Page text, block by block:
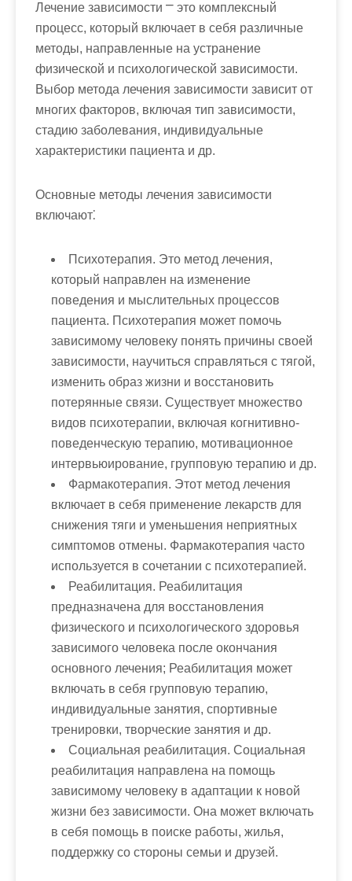
Лечение зависимости ⎻ это комплексный
процесс, который включает в себя различные
методы, направленные на устранение
физической и психологической зависимости.
Выбор метода лечения зависимости зависит от
многих факторов, включая тип зависимости,
стадию заболевания, индивидуальные
характеристики пациента и др.
Основные методы лечения зависимости
включают⁚
Психотерапия. Это метод лечения,
который направлен на изменение
поведения и мыслительных процессов
пациента. Психотерапия может помочь
зависимому человеку понять причины своей
зависимости, научиться справляться с тягой,
изменить образ жизни и восстановить
потерянные связи. Существует множество
видов психотерапии, включая когнитивно-
поведенческую терапию, мотивационное
интервьюирование, групповую терапию и др.
Фармакотерапия. Этот метод лечения
включает в себя применение лекарств для
снижения тяги и уменьшения неприятных
симптомов отмены. Фармакотерапия часто
используется в сочетании с психотерапией.
Реабилитация. Реабилитация
предназначена для восстановления
физического и психологического здоровья
зависимого человека после окончания
основного лечения; Реабилитация может
включать в себя групповую терапию,
индивидуальные занятия, спортивные
тренировки, творческие занятия и др.
Социальная реабилитация. Социальная
реабилитация направлена на помощь
зависимому человеку в адаптации к новой
жизни без зависимости. Она может включать
в себя помощь в поиске работы, жилья,
поддержку со стороны семьи и друзей.